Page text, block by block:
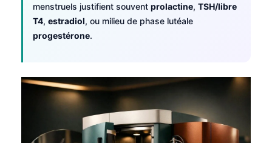
menstruels justifient souvent prolactine, TSH/libre
T4, estradiol, ou milieu de phase lutéale
progestérone.
简体中文
فارسی
Български
Bahasa Indonesia